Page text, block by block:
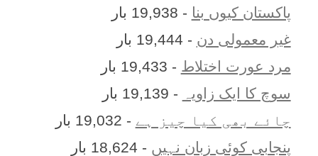
پاکستان کیوں بنا - 19,938 بار
غیر معمولی دن - 19,444 بار
مرد عورت اختلاط - 19,433 بار
سوچ کا ایک زاویہ
- 19,139 بار
چائے بھی کیا چیز ہے - 19,032 بار
پنجابی کوئی زبان نہیں - 18,624 بار